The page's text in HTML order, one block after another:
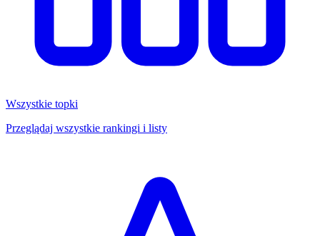
Wszystkie topki
Przeglądaj wszystkie rankingi i listy